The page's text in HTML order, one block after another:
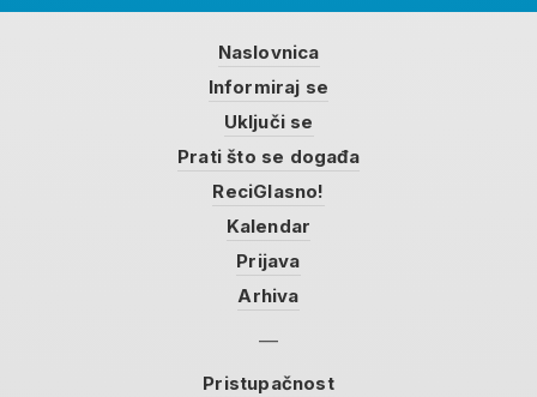
Naslovnica
Informiraj se
Uključi se
Prati što se događa
ReciGlasno!
Kalendar
Prijava
Arhiva
Pristupačnost